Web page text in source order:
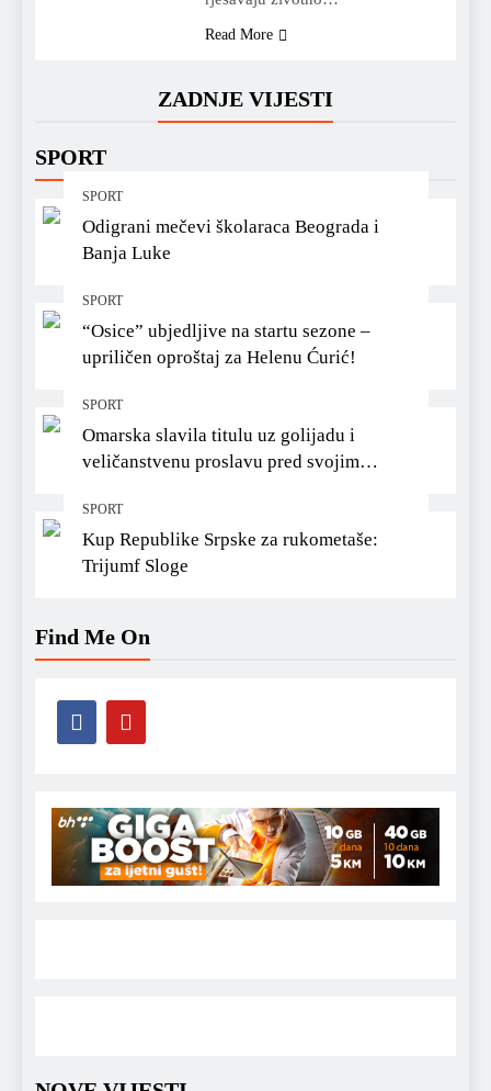
ZADNJE VIJESTI
SPORT
SPORT
Odigrani mečevi školaraca Beograda i
Banja Luke
SPORT
“Osice” ubjedljive na startu sezone –
upriličen oproštaj za Helenu Ćurić!
SPORT
Omarska slavila titulu uz golijadu i
veličanstvenu proslavu pred svojim
SPORT
Kup Republike Srpske za rukometaše:
Trijumf Sloge
Read More
Find Me On